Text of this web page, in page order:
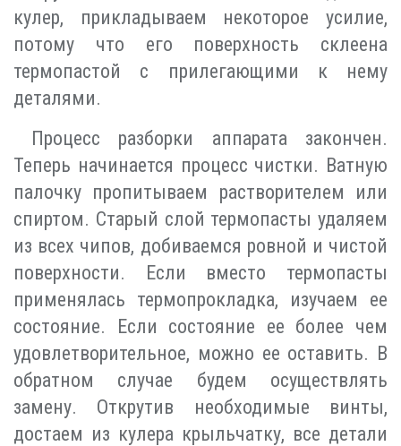
кулер, прикладываем некоторое усилие,
потому что его поверхность склеена
термопастой с прилегающими к нему
деталями.
Процесс разборки аппарата закончен.
Теперь начинается процесс чистки. Ватную
палочку пропитываем растворителем или
спиртом. Старый слой термопасты удаляем
из всех чипов, добиваемся ровной и чистой
поверхности. Если вместо термопасты
применялась термопрокладка, изучаем ее
состояние. Если состояние ее более чем
удовлетворительное, можно ее оставить. В
обратном случае будем осуществлять
замену. Открутив необходимые винты,
достаем из кулера крыльчатку, все детали